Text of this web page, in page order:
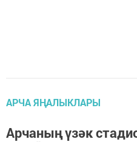
АРЧА ЯҢАЛЫКЛАРЫ
Арчаның үзәк